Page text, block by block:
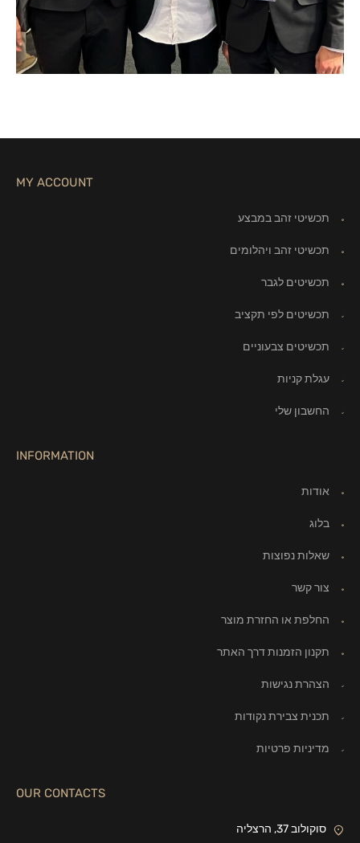
MY ACCOUNT
תכשיטי זהב במבצע
תכשיטי זהב ויהלומים
תכשיטים לגבר
תכשיטים לפי תקציב
תכשיטים צבעוניים
עגלת קניות
החשבון שלי
INFORMATION
אודות
בלוג
שאלות נפוצות
צור קשר
החלפת או החזרת מוצר
תקנון הזמנות דרך האתר
הצהרת נגישות
תכנית צבירת נקודות
מדיניות פרטיות
OUR CONTACTS
סוקולוב 37, הרצליה